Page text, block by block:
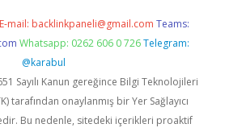
E-mail: backlinkpaneli@gmail.com Teams:
Whatsapp: 0262 606 0 726 Telegram:
@karabul
Sayılı Kanun gereğince Bilgi Teknolojileri
tarafından onaylanmış bir Yer Sağlayıcı
Bu nedenle, sitedeki içerikleri proaktif